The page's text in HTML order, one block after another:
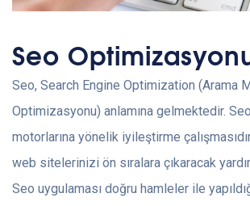
Seo
Seo, Search Engine Optimization (Arama
Optimizasyonu) anlamına gelmektedir.
motorlarına yönelik iyileştirme
web sitelerinizi ön sıralara çıkaracak
Seo uygulaması doğru hamleler ile